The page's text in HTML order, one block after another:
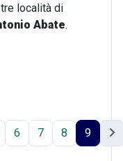
località di
Abate.
6 7 8 9